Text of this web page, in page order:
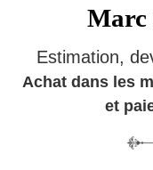
Marc
Estimation,
Achat dans les
et